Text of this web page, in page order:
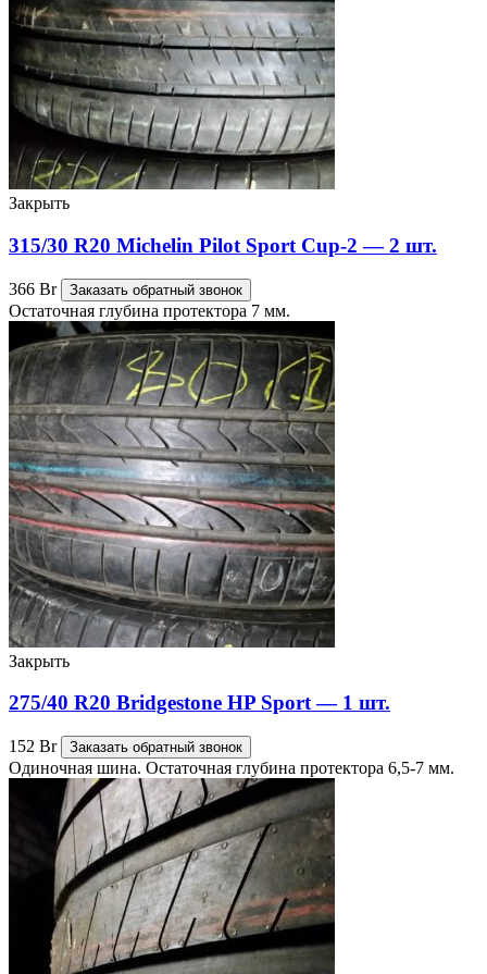
Закрыть
315/30 R20 Michelin Pilot Sport Cup-2 — 2 шт.
366 Br Заказать обратный звонок
Остаточная глубина протектора 7 мм.
Закрыть
275/40 R20 Bridgestone HP Sport — 1 шт.
152 Br Заказать обратный звонок
Одиночная шина. Остаточная глубина протектора 6,5-7 мм.